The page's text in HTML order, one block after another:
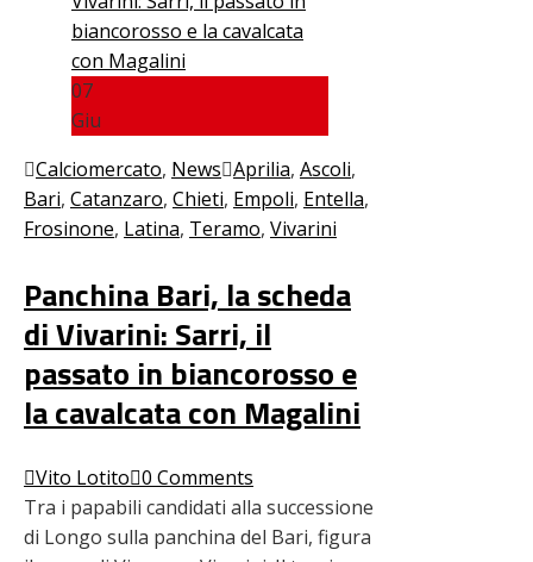
07
Giu
Calciomercato, News Aprilia, Ascoli,
Bari, Catanzaro, Chieti, Empoli, Entella,
Frosinone, Latina, Teramo, Vivarini
Panchina Bari, la scheda
di Vivarini: Sarri, il
passato in biancorosso e
la cavalcata con Magalini
Vito Lotito 0 Comments
Tra i papabili candidati alla successione
di Longo sulla panchina del Bari, figura